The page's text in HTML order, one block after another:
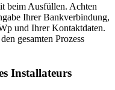
beim Ausfüllen. Achten
Ihrer Bankverbindung,
und Ihrer Kontaktdaten.
gesamten Prozess
Installateurs